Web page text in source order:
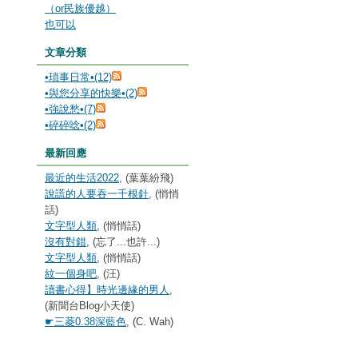
（or民族優越）
也可以
文章分類
•瑣事日常•(12)
•與您分享的快樂•(2)
•強說愁•(7)
•碎碎唸•(2)
最新回應
最近的生活2022, (葉葉紛飛)
說謊的人要吞一千根針, (悄悄
話)
文字型人類, (悄悄話)
沒有對錯, (忘了...也許...)
文字型人類, (悄悄話)
紋一個身吧, (汪)
讀書心得】時光邊緣的男人 ,
(新聞台Blog小天使)
☛三菱0.38深藍色, (C. Wah)